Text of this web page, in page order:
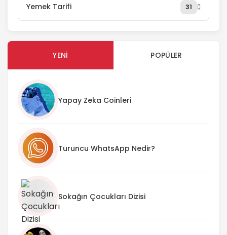
Yemek Tarifi 31
YENI POPÜLER
Yapay Zeka Coinleri
Turuncu WhatsApp Nedir?
Sokağın Çocukları Dizisi